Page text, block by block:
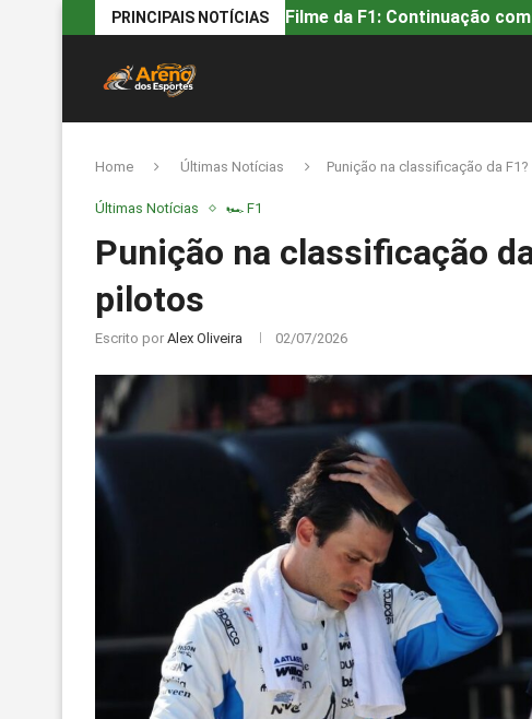
PRINCIPAIS NOTÍCIAS Filme da F1: Continuação com
Home Últimas Notícias Punição na classificação da
Últimas Notícias 🏎️ F1
Punição na classificação
pilotos
Escrito por Alex Oliveira 02/07/2026